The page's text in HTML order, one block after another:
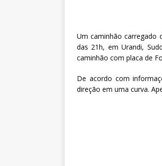
Um caminhão
das 21h, em Urandi,
caminhão com placa de
De acordo com
direção em uma curva.